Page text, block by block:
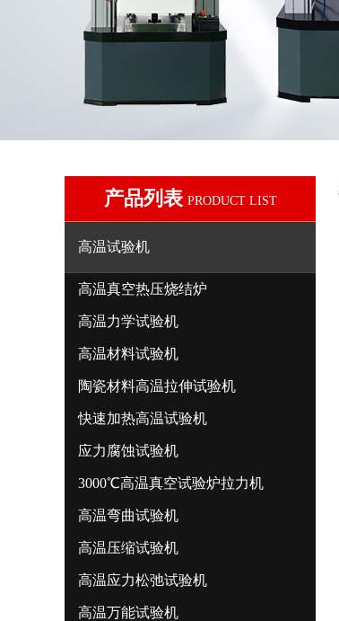
产品列表 PRODUCT LIST
高温试验机
高温真空热压烧结炉
高温力学试验机
高温材料试验机
陶瓷材料高温拉伸试验机
快速加热高温试验机
应力腐蚀试验机
3000℃高温真空试验炉拉力机
高温弯曲试验机
高温压缩试验机
高温应力松弛试验机
高温万能试验机